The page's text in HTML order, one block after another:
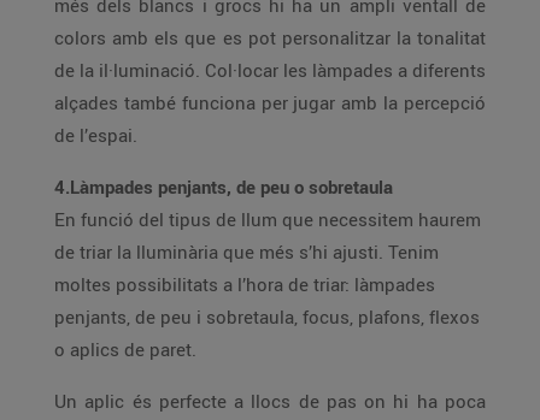
més dels blancs i grocs hi ha un ampli ventall de
colors amb els que es pot personalitzar la tonalitat
de la il·luminació. Col·locar les làmpades a diferents
alçades també funciona per jugar amb la percepció
de l’espai.
4.Làmpades penjants, de peu o sobretaula
En funció del tipus de llum que necessitem haurem
de triar la lluminària que més s’hi ajusti. Tenim
moltes possibilitats a l’hora de triar: làmpades
penjants, de peu i sobretaula, focus, plafons, flexos
o aplics de paret.
Un aplic és perfecte a llocs de pas on hi ha poca